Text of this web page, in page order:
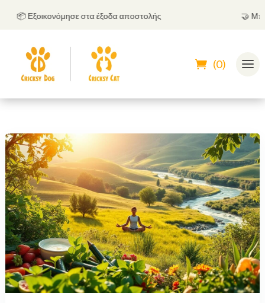
📦 Εξοικονόμησε στα έξοδα αποστολής
(0)